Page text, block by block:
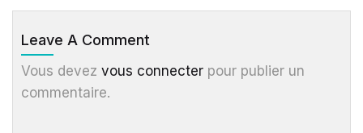
Leave A Comment
Vous devez vous connecter pour publier un
commentaire.